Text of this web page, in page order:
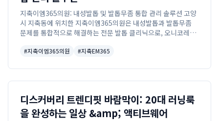
지축이엠365의원: 내성발톱 및 발톱무좀 통합 관리 솔루션 고양
시 지축동에 위치한 지축이엠365의원은 내성발톱과 발톱무좀
문제를 통합적으로 해결하는 전문 발톱 클리닉으로, 오니코레이
니다.
#지축이엠365의원 #지축EM365
디스커버리 트렌디핏 바람막이: 20대 러닝룩
을 완성하는 일상 &amp; 액티브웨어